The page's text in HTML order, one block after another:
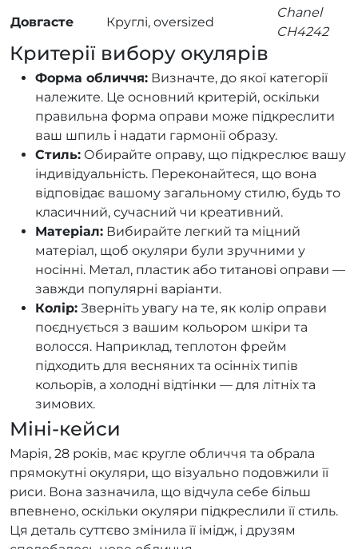
Довгасте
Круглі, oversized
Chanel
CH4242
Критерії вибору окулярів
Форма обличчя: Визначте, до якої категорії
належите. Це основний критерій, оскільки
правильна форма оправи може підкреслити
ваш шпиль і надати гармонії образу.
Стиль: Обирайте оправу, що підкреслює вашу
індивідуальність. Переконайтеся, що вона
відповідає вашому загальному стилю, будь то
класичний, сучасний чи креативний.
Матеріал: Вибирайте легкий та міцний
матеріал, щоб окуляри були зручними у
носінні. Метал, пластик або титанові оправи —
завжди популярні варіанти.
Колір: Зверніть увагу на те, як колір оправи
поєднується з вашим кольором шкіри та
волосся. Наприклад, теплотон фрейм
підходить для весняних та осінніх типів
кольорів, а холодні відтінки — для літніх та
зимових.
Міні-кейси
Марія, 28 років, має кругле обличчя та обрала
прямокутні окуляри, що візуально подовжили її
риси. Вона зазначила, що відчула себе більш
впевнено, оскільки окуляри підкреслили її стиль.
Ця деталь суттєво змінила її імідж, і друзям